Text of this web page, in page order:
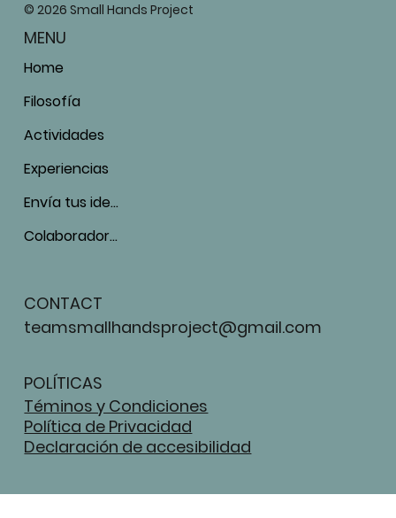
MENU
Home
Filosofía
Actividades
Experiencias
Envía tus ideas
Colaboradores
CONTACT
teamsmallhandsproject@gmail.com
POLÍTICAS
Téminos y Condiciones
Política de Privacidad
Declaración de accesibilidad
© 2026 Small Hands Project